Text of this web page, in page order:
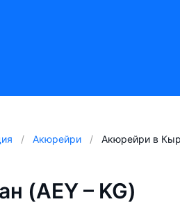
Акюрейри Акюрейри в
(AEY – KG)